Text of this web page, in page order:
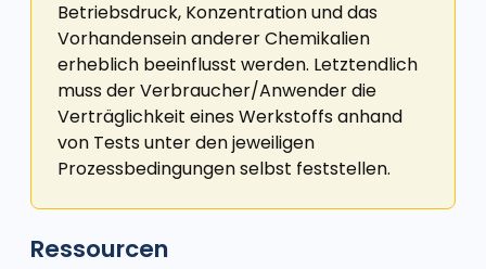
Betriebsdruck, Konzentration und das
Vorhandensein anderer Chemikalien
erheblich beeinflusst werden. Letztendlich
muss der Verbraucher/Anwender die
Verträglichkeit eines Werkstoffs anhand
von Tests unter den jeweiligen
Prozessbedingungen selbst feststellen.
Ressourcen